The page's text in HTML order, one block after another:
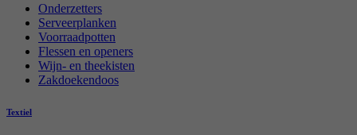
Onderzetters
Serveerplanken
Voorraadpotten
Flessen en openers
Wijn- en theekisten
Zakdoekendoos
Textiel